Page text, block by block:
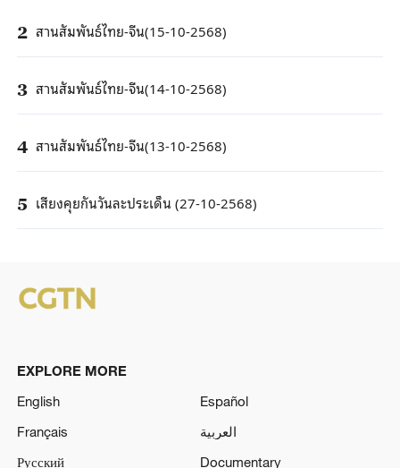
2 สานสัมพันธ์ไทย-จีน(15-10-2568)
3 สานสัมพันธ์ไทย-จีน(14-10-2568)
4 สานสัมพันธ์ไทย-จีน(13-10-2568)
5 เสียงคุยกันวันละประเด็น (27-10-2568)
EXPLORE MORE
English
Español
Français
العربية
Русский
Documentary